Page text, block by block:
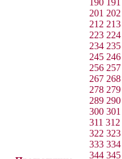
190 191
201 202
212 213
223 224
234 235
245 246
256 257
267 268
278 279
289 290
300 301
311 312
322 323
333 334
344 345